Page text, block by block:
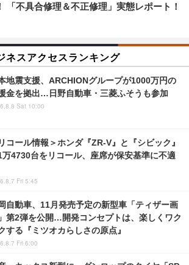
「不具合修理＆不正修理」実態レポート！
ネスアクセスランキング
地震支援、ARCHIONグループが1000万円の
金を拠出…日野自動車・三菱ふそうも参加
Sat 10:00
コール情報＞ホンダ『ZR-V』と『シビック』
万4730台をリコール、座席が保安基準に不適
Fri 5:45
自動車、11月発売予定の新型車「ティザー画
第2弾を公開…開発コンセプトは、楽しくワク
する『ミツオカらしさの原点』
Fri 6:00